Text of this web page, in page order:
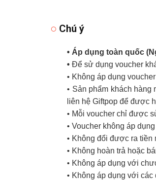
Chú ý
• Áp dụng toàn quốc
•Để sử dụng voucher
• Không áp dụng
• Sản phẩm khách
liên hệ Giftpop để được
• Mỗi voucher chỉ được
• Voucher không áp
• Không đổi được ra tiền
• Không hoàn trả hoặc
• Không áp dụng với
• Không áp dụng với